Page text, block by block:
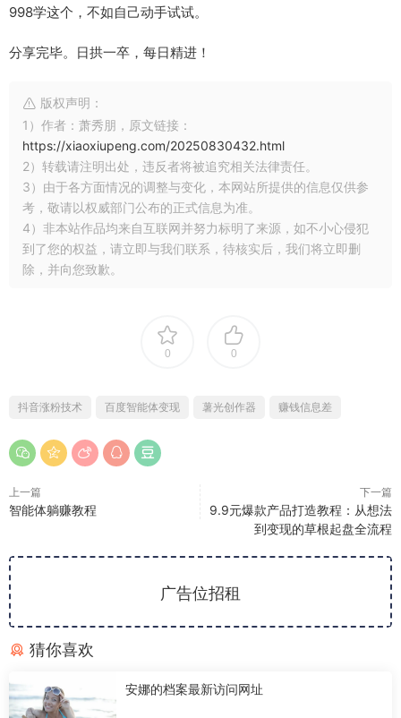
998学这个，不如自己动手试试。
分享完毕。日拱一卒，每日精进！
版权声明：
1）作者：萧秀朋，原文链接：
https://xiaoxiupeng.com/20250830432.html
2）转载请注明出处，违反者将被追究相关法律责任。
3）由于各方面情况的调整与变化，本网站所提供的信息仅供参
考，敬请以权威部门公布的正式信息为准。
4）非本站作品均来自互联网并努力标明了来源，如不小心侵犯
到了您的权益，请立即与我们联系，待核实后，我们将立即删
除，并向您致歉。
0 0
抖音涨粉技术 百度智能体变现 薯光创作器 赚钱信息差
上一篇
智能体躺赚教程
下一篇
9.9元爆款产品打造教程：从想法
到变现的草根起盘全流程
广告位招租
猜你喜欢
安娜的档案最新访问网址